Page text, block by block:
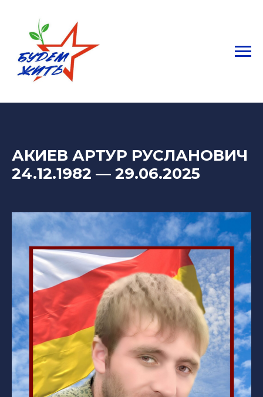
АКИЕВ АРТУР РУСЛАНОВИЧ
24.12.1982 — 29.06.2025